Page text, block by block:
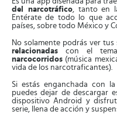
del narcotráfico, tanto en
Entérate de todo lo que
países, sobre todo México y
No solamente podrás ver
relacionadas con el
narcocorridos (música
vida de los narcotraficantes).
Si estás enganchada con la
puedes dejar de descargar
dispositivo Android y
serie, llena de acción y